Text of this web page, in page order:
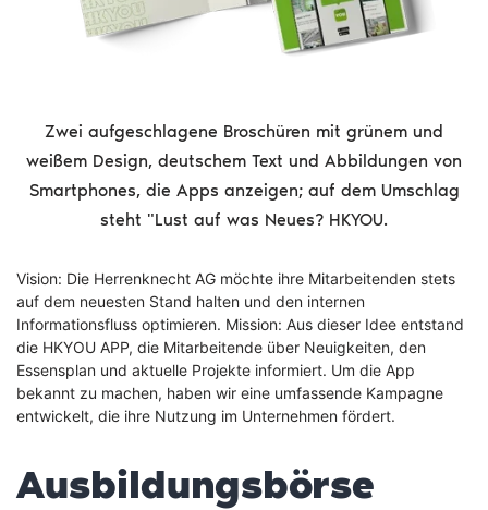
Zwei aufgeschlagene Broschüren mit grünem und
weißem Design, deutschem Text und Abbildungen von
Smartphones, die Apps anzeigen; auf dem Umschlag
steht "Lust auf was Neues? HKYOU.
Vision: Die Herrenknecht AG möchte ihre Mitarbeitenden stets
auf dem neuesten Stand halten und den internen
Informationsfluss optimieren. Mission: Aus dieser Idee entstand
die HKYOU APP, die Mitarbeitende über Neuigkeiten, den
Essensplan und aktuelle Projekte informiert. Um die App
bekannt zu machen, haben wir eine umfassende Kampagne
entwickelt, die ihre Nutzung im Unternehmen fördert.
Ausbildungsbörse